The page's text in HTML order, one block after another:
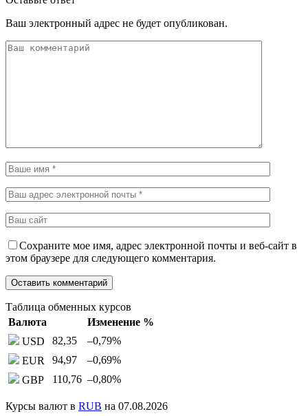
Ваш электронный адрес не будет опубликован.
Сохраните мое имя, адрес электронной почты и веб-сайт в
этом браузере для следующего комментария.
Таблица обменных курсов
Валюта
Изменение %
USD
82,35 –0,79%
EUR
94,97 –0,69%
GBP
110,76 –0,80%
Курсы валют в RUB на 07.08.2026